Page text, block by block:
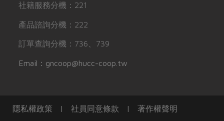
社籍服務分機：221
產品諮詢分機：222
訂單查詢分機：736、739
Email：gncoop@hucc-coop.tw
隱私權政策 | 社員同意條款 | 著作權聲明